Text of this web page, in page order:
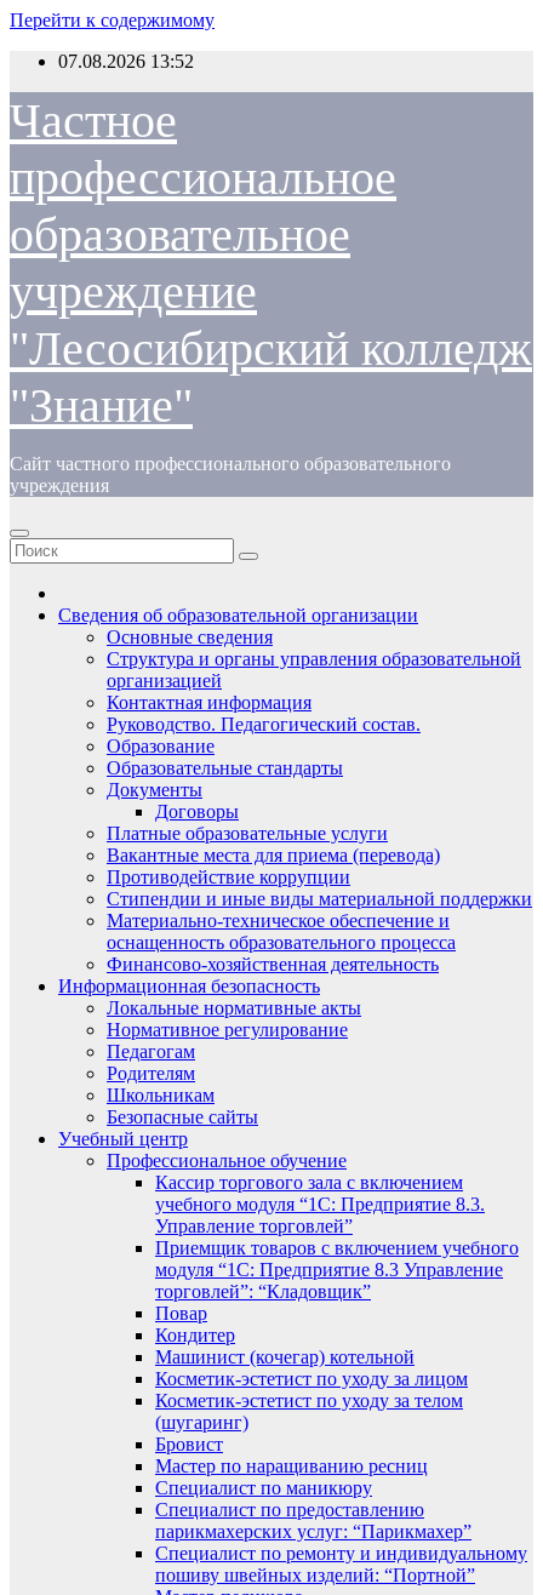
Перейти к содержимому
07.08.2026 13:52
Частное
профессиональное
образовательное
учреждение
"Лесосибирский колледж
"Знание"
Сайт частного профессионального образовательного
учреждения
Сведения об образовательной организации
Основные сведения
Структура и органы управления образовательной
организацией
Контактная информация
Руководство. Педагогический состав.
Образование
Образовательные стандарты
Документы
Договоры
Платные образовательные услуги
Вакантные места для приема (перевода)
Противодействие коррупции
Стипендии и иные виды материальной поддержки
Материально-техническое обеспечение и
оснащенность образовательного процесса
Финансово-хозяйственная деятельность
Информационная безопасность
Локальные нормативные акты
Нормативное регулирование
Педагогам
Родителям
Школьникам
Безопасные сайты
Учебный центр
Профессиональное обучение
Кассир торгового зала с включением
учебного модуля “1С: Предприятие 8.3.
Управление торговлей”
Приемщик товаров с включением учебного
модуля “1С: Предприятие 8.3 Управление
торговлей”: “Кладовщик”
Повар
Кондитер
Машинист (кочегар) котельной
Косметик-эстетист по уходу за лицом
Косметик-эстетист по уходу за телом
(шугаринг)
Бровист
Мастер по наращиванию ресниц
Специалист по маникюру
Специалист по предоставлению
парикмахерских услуг: “Парикмахер”
Специалист по ремонту и индивидуальному
пошиву швейных изделий: “Портной”